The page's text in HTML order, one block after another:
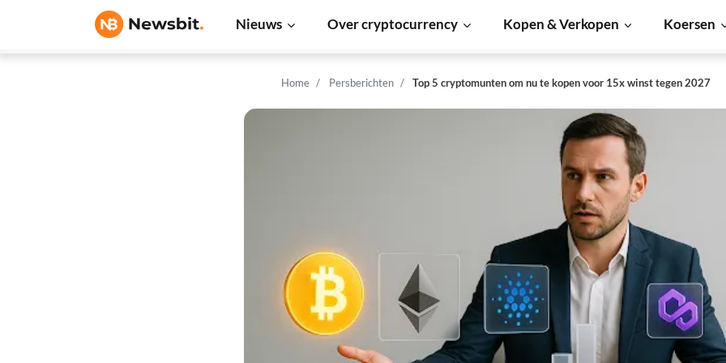
Nieuws Over cryptocurrency Kopen & Verkopen Koersen
Home Persberichten Top 5 cryptomunten om nu te kopen voor 15x winst tegen 2027